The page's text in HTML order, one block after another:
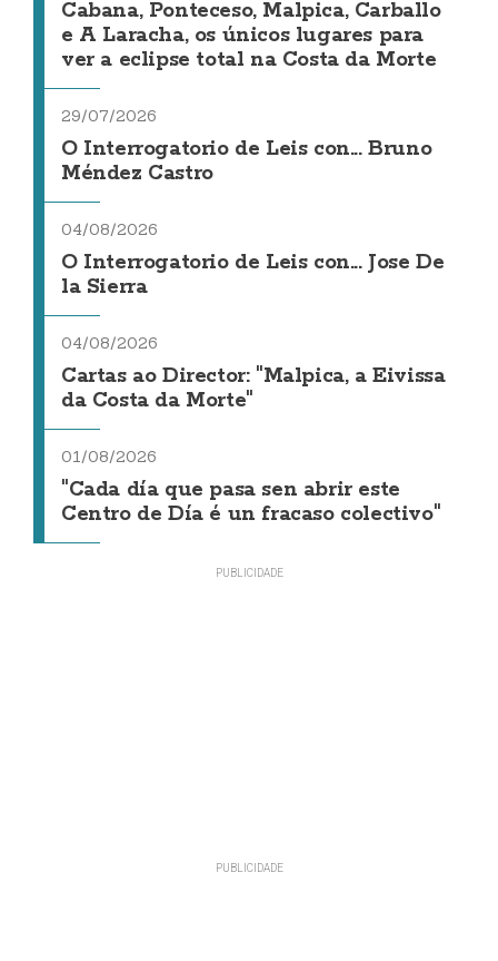
Cabana, Ponteceso, Malpica, Carballo
e A Laracha, os únicos lugares para
ver a eclipse total na Costa da Morte
29/07/2026
O Interrogatorio de Leis con... Bruno
Méndez Castro
04/08/2026
O Interrogatorio de Leis con... Jose De
la Sierra
04/08/2026
Cartas ao Director: "Malpica, a Eivissa
da Costa da Morte"
01/08/2026
"Cada día que pasa sen abrir este
Centro de Día é un fracaso colectivo"